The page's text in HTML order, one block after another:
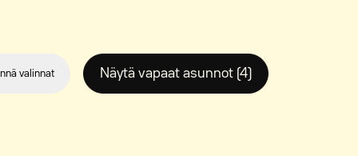
valinnat Näytä vapaat asunnot (4)